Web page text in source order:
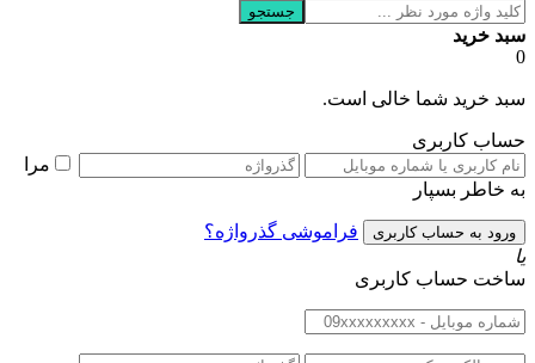
جستجو
سبد خرید
0
سبد خرید شما خالی است.
حساب کاربری
مرا
به خاطر بسپار
فراموشی گذرواژه؟
یا
ساخت حساب کاربری